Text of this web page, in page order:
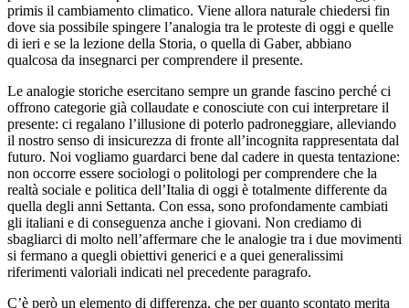
primis il cambiamento climatico. Viene allora naturale chiedersi fin
dove sia possibile spingere l’analogia tra le proteste di oggi e quelle
di ieri e se la lezione della Storia, o quella di Gaber, abbiano
qualcosa da insegnarci per comprendere il presente.
Le analogie storiche esercitano sempre un grande fascino perché ci
offrono categorie già collaudate e conosciute con cui interpretare il
presente: ci regalano l’illusione di poterlo padroneggiare, alleviando
il nostro senso di insicurezza di fronte all’incognita rappresentata dal
futuro. Noi vogliamo guardarci bene dal cadere in questa tentazione:
non occorre essere sociologi o politologi per comprendere che la
realtà sociale e politica dell’Italia di oggi è totalmente differente da
quella degli anni Settanta. Con essa, sono profondamente cambiati
gli italiani e di conseguenza anche i giovani. Non crediamo di
sbagliarci di molto nell’affermare che le analogie tra i due movimenti
si fermano a quegli obiettivi generici e a quei generalissimi
riferimenti valoriali indicati nel precedente paragrafo.
C’è però un elemento di differenza, che per quanto scontato merita